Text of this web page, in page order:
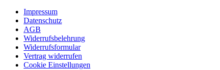
Impressum
Datenschutz
AGB
Widerrufsbelehrung
Widerrufsformular
Vertrag widerrufen
Cookie Einstellungen